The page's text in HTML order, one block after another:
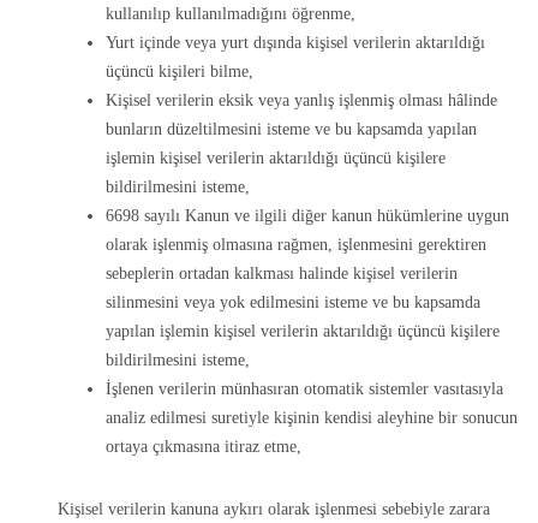
kullanılıp kullanılmadığını öğrenme,
Yurt içinde veya yurt dışında kişisel verilerin aktarıldığı
üçüncü kişileri bilme,
Kişisel verilerin eksik veya yanlış işlenmiş olması hâlinde
bunların düzeltilmesini isteme ve bu kapsamda yapılan
işlemin kişisel verilerin aktarıldığı üçüncü kişilere
bildirilmesini isteme,
6698 sayılı Kanun ve ilgili diğer kanun hükümlerine uygun
olarak işlenmiş olmasına rağmen, işlenmesini gerektiren
sebeplerin ortadan kalkması halinde kişisel verilerin
silinmesini veya yok edilmesini isteme ve bu kapsamda
yapılan işlemin kişisel verilerin aktarıldığı üçüncü kişilere
bildirilmesini isteme,
İşlenen verilerin münhasıran otomatik sistemler vasıtasıyla
analiz edilmesi suretiyle kişinin kendisi aleyhine bir sonucun
ortaya çıkmasına itiraz etme,
Kişisel verilerin kanuna aykırı olarak işlenmesi sebebiyle zarara